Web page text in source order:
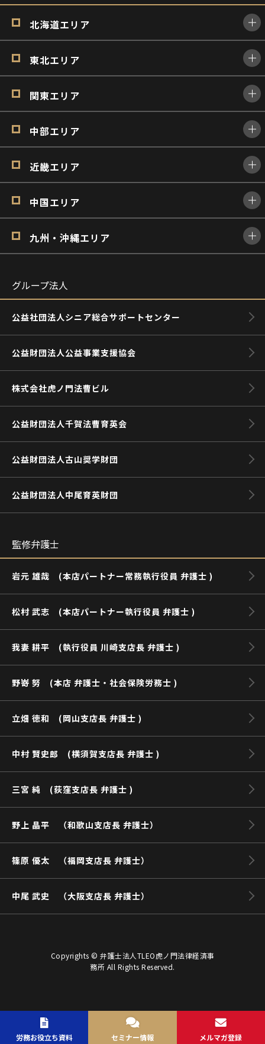
労務お役立ち資料 セミナー情報 メルマガ登録
北海道エリア
東北エリア
関東エリア
中部エリア
近畿エリア
中国エリア
九州・沖縄エリア
グループ法人
公益社団法人シニア総合サポートセンター
公益財団法人公益事業支援協会
株式会社虎ノ門法曹ビル
公益財団法人千賀法曹育英会
公益財団法人古山奨学財団
公益財団法人中尾育英財団
監修弁護士
岩元 雄哉 (本店パートナー常務執行役員 弁護士 )
松村 武志 (本店パートナー執行役員 弁護士 )
我妻 耕平 (執行役員 川崎支店長 弁護士 )
野嵜 努 (本店 弁護士・社会保険労務士 )
立畑 徳和 (岡山支店長 弁護士 )
中村 賢史郎 (横須賀支店長 弁護士 )
三宮 純 (荻窪支店長 弁護士 )
野上 晶平 （和歌山支店長 弁護士）
篠原 優太 （福岡支店長 弁護士）
中尾 武史 （大阪支店長 弁護士）
Copyrights © 弁護士法人TLEO虎ノ門法律経済事
務所 All Rights Reserved.